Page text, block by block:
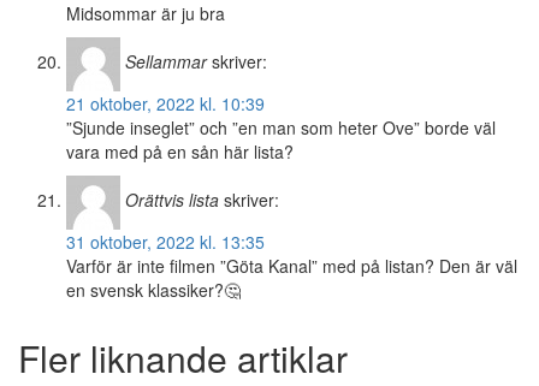
Midsommar är ju bra
Sellammar skriver:
21 oktober, 2022 kl. 10:39
”Sjunde inseglet” och ”en man som heter Ove” borde väl
vara med på en sån här lista?
Orättvis lista skriver:
31 oktober, 2022 kl. 13:35
Varför är inte filmen ”Göta Kanal” med på listan? Den är väl
en svensk klassiker?🤔
Fler liknande artiklar